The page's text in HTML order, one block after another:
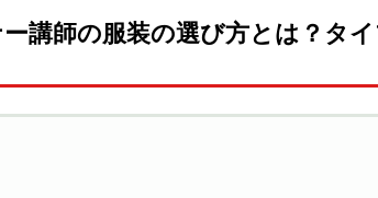
ー講師の服装の選び方とは？タ